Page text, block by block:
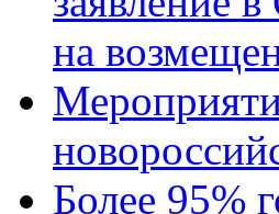
на
Более 95%